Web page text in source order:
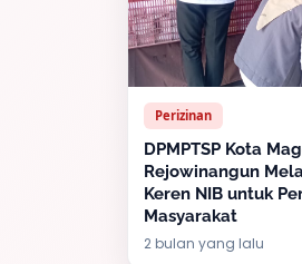
Perizinan
DPMPTSP Kota
Rejowinangun
Keren NIB untuk
Masyarakat
2 bulan yang lalu